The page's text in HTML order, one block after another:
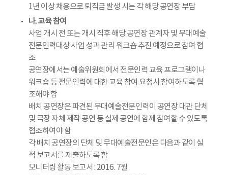
1년 이상 채용으로 퇴직금 발생 시는 각 해당 공연장 부담
나. 교육 참여
사업 개시 전 또는 개시 직후 해당 공연장 관계자 및 무대예술
전문인력대상 사업 성과 관리 워크숍 추진 예정으로 참여 협
조
공연장에서는 예술위원회에서 전문인력 교육 프로그램이나
워크숍 등 전문인력에 대한 교육 참여 요청시 참여하도록 협
조해야 함
배치 공연장은 파견된 무대예술전문인력이 공연장 대관 단체
및 극장 자체 제작 공연 등 실제 공연에 함께 참여할 수 있도록
협조하여야 함
각 배치 공연장의 단체 및 무대예술전문인은 다음과 같이 실
적 보고서를 제출하도록 함
모니터링 활동 보고서 : 2016. 7월